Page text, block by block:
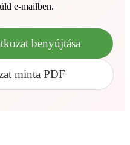
e-mailben.
benyújtása
minta PDF